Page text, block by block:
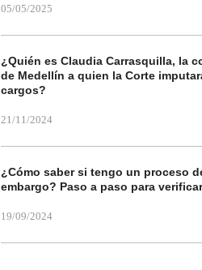
05/05/2025
¿Quién es Claudia Carrasquilla, la
de Medellín a quien la Corte
cargos?
21/11/2024
¿Cómo saber si tengo un proceso
embargo? Paso a paso para verificar
19/09/2024